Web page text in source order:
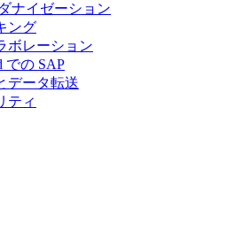
ナイゼーション
ング
ボレーション
での SAP
データ転送
ティ